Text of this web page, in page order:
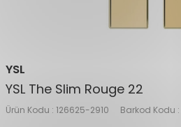
YSL
YSL The Slim Rouge 22
Ürün Kodu : 126625-2910 Barkod Kodu :